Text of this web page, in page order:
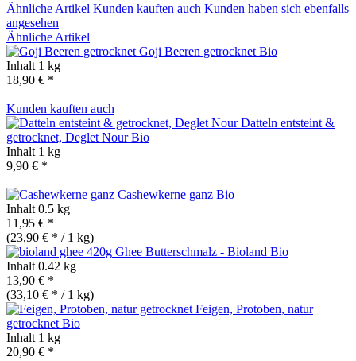
Ähnliche Artikel Kunden kauften auch Kunden haben sich ebenfalls
angesehen
Ähnliche Artikel
Goji Beeren getrocknet Bio
Inhalt 1 kg
18,90 € *
Kunden kauften auch
Datteln entsteint &
getrocknet, Deglet NourBio
Inhalt 1 kg
9,90 € *
Cashewkerne ganz Bio
Inhalt 0.5 kg
11,95 € *
(23,90 € * / 1 kg)
Ghee Butterschmalz - Bioland Bio
Inhalt 0.42 kg
13,90 € *
(33,10 € * / 1 kg)
Feigen, Protoben, natur
getrocknet Bio
Inhalt 1 kg
20,90 € *